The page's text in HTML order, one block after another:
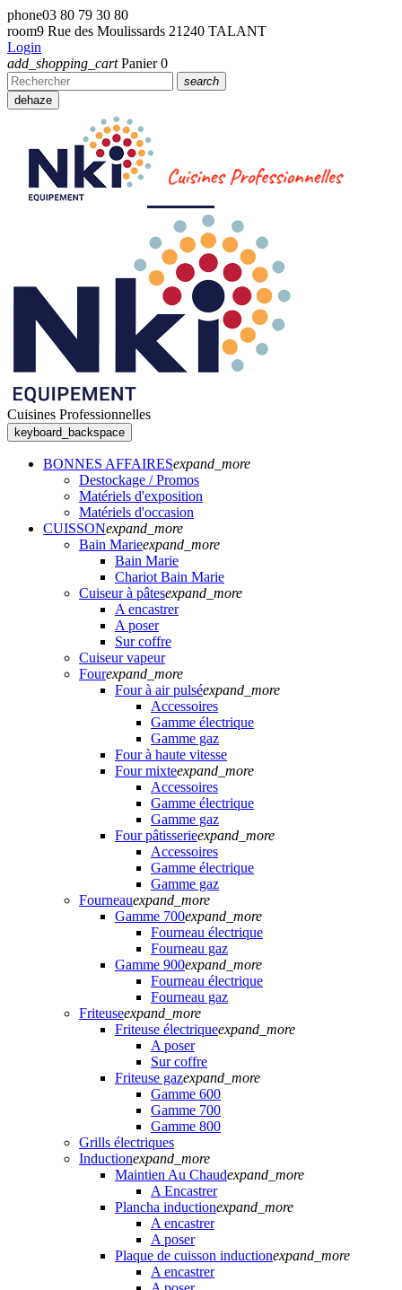
phone03 80 79 30 80
room9 Rue des Moulissards 21240 TALANT
Login
add_shopping_cart Panier 0
search
dehaze
Cuisines Professionnelles
keyboard_backspace
BONNES AFFAIRESexpand_more
Destockage / Promos
Matériels d'exposition
Matériels d'occasion
CUISSONexpand_more
Bain Marieexpand_more
Bain Marie
Chariot Bain Marie
Cuiseur à pâtesexpand_more
A encastrer
A poser
Sur coffre
Cuiseur vapeur
Fourexpand_more
Four à air pulséexpand_more
Accessoires
Gamme électrique
Gamme gaz
Four à haute vitesse
Four mixteexpand_more
Accessoires
Gamme électrique
Gamme gaz
Four pâtisserieexpand_more
Accessoires
Gamme électrique
Gamme gaz
Fourneauexpand_more
Gamme 700expand_more
Fourneau électrique
Fourneau gaz
Gamme 900expand_more
Fourneau électrique
Fourneau gaz
Friteuseexpand_more
Friteuse électriqueexpand_more
A poser
Sur coffre
Friteuse gazexpand_more
Gamme 600
Gamme 700
Gamme 800
Grills électriques
Inductionexpand_more
Maintien Au Chaudexpand_more
A Encastrer
Plancha inductionexpand_more
A encastrer
A poser
Plaque de cuisson inductionexpand_more
A encastrer